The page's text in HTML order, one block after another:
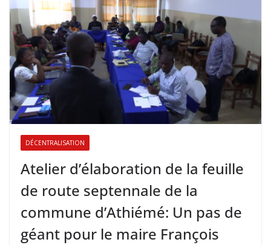
DÉCENTRALISATION
Atelier d’élaboration de la feuille
de route septennale de la
commune d’Athiémé: Un pas de
géant pour le maire François